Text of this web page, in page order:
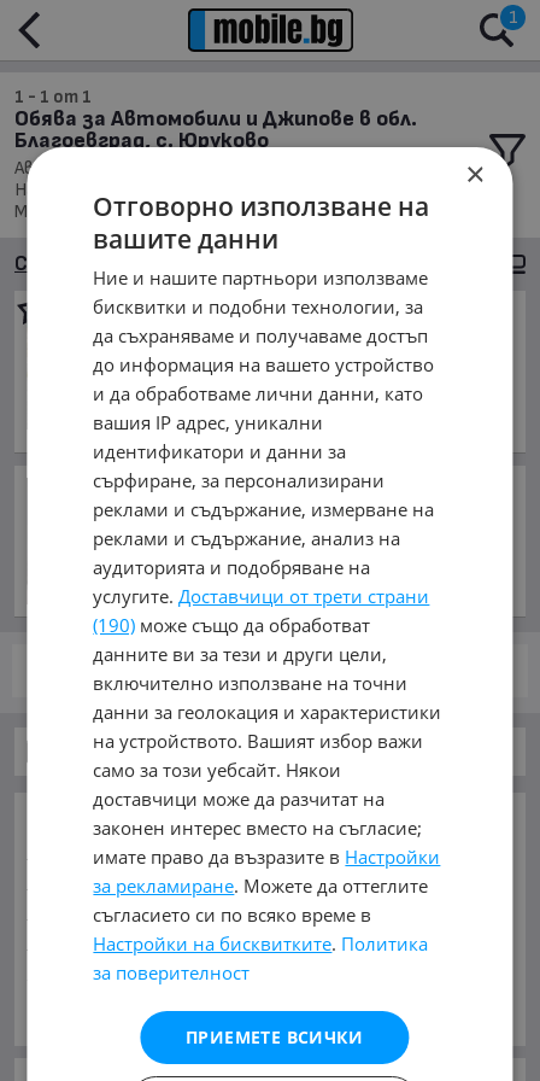
1
1 - 1 от 1
Обява за Автомобили и Джипове в обл.
Благоевград, с. Юруково
Автомобили и Джипове, Намира се в обл. Благоевград,
Населено място с. Юруково, Подредени по: Марка/
Модел/Цена
Сортиране
Honda Fr-v
2 700 €
5 280.74 лв.
април 2007 г., Дизелов
обл. Благоевград, с. Юруково
Доналд Тръмп за ракетите
за Patriot: Те са необходими
и на нас
преди 44 минути
от 1
Автомобили и Джипове
Виж Още
ОСНОВНИ КАТЕГОРИИ В MOBILE.BG:
Карта на сайта Автомобили и ДжиповеБусове
Камиони Мотоциклети Селскостопански
Индустриални Кари Каравани Яхти и Лодки
Ремаркета Велосипеди Части Аксесоари
Гуми и джанти Купува Услуги
(1) AITO (2) Abarth (33) Acura
Alfa Romeo (824) Alpina (7) Asia
×
Отговорно използване на
вашите данни
Ние и нашите партньори използваме
бисквитки и подобни технологии, за
да съхраняваме и получаваме достъп
до информация на вашето устройство
и да обработваме лични данни, като
вашия IP адрес, уникални
идентификатори и данни за
сърфиране, за персонализирани
реклами и съдържание, измерване на
реклами и съдържание, анализ на
аудиторията и подобряване на
услугите.Доставчици от трети страни
(190) може също да обработват
данните ви за тези и други цели,
включително използване на точни
данни за геолокация и характеристики
на устройството. Вашият избор важи
само за този уебсайт. Някои
доставчици може да разчитат на
законен интерес вместо на съгласие;
имате право да възразите в Настройки
за рекламиране. Можете да оттеглите
съгласието си по всяко време в
Настройки на бисквитките. Политика
за поверителност
ПРИЕМЕТЕ ВСИЧКИ